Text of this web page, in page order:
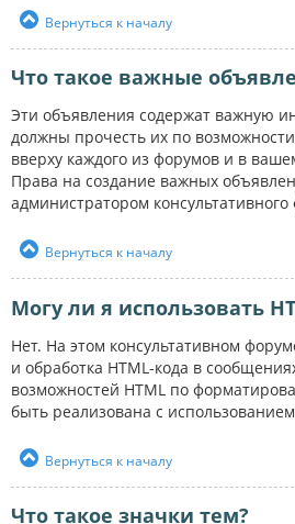
Вернуться к началу
Что такое важные
Эти объявления содержат важную
должны прочесть их по
вверху каждого из форумов и в
Права на создание важных
администратором
Вернуться к началу
Могу ли я использовать
Нет. На этом консультативном
и обработка HTML-кода в
возможностей HTML по
быть реализована с
Вернуться к началу
Что такое значки тем?